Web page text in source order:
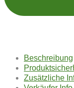
Beschreibung
Zusätzliche